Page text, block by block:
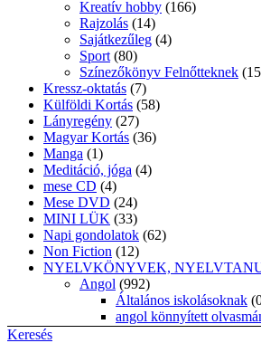
Napi gondolatok (62)
Non Fiction (12)
NYELVKÖNYVEK,
Angol (992)
Általános iskolásoknak
angol könnyített
angol nyelvtani gyakorló
CD (27)
Érettségihez,
Felnőtteknek
Kicsiknek
Középiskolásoknak
nyelvvizsga angol
Szakmai angol könyv
szakmai angol könyvek
Francia (65)
Francia könnyített
Középiskolásoknak (0)
Görög
(2)
Középiskolásoknak (0)
Keresés